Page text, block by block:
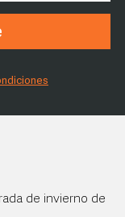
de invierno de